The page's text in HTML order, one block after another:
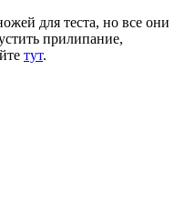
для теста, но все они
прилипание,
тут.